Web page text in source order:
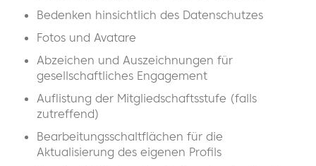
Bedenken hinsichtlich des Datenschutzes
Fotos und Avatare
Abzeichen und Auszeichnungen für
gesellschaftliches Engagement
Auflistung der Mitgliedschaftsstufe (falls
zutreffend)
Bearbeitungsschaltflächen für die
Aktualisierung des eigenen Profils